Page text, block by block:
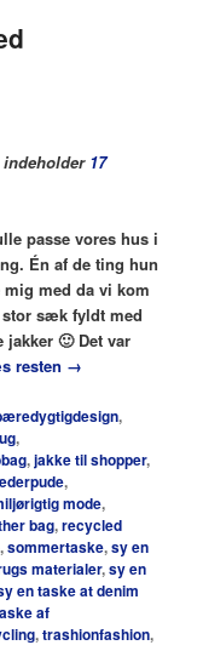
indeholder 17
passe vores hus i
Én af de ting hun
mig med da vi kom
sæk fyldt med
🙂 Det var
resten →
,
,
,jakke til shopper,
,
mode,
bag,recycled
,sommertaske,sy en
materialer,sy en
en taske at denim
af
,trashionfashion,